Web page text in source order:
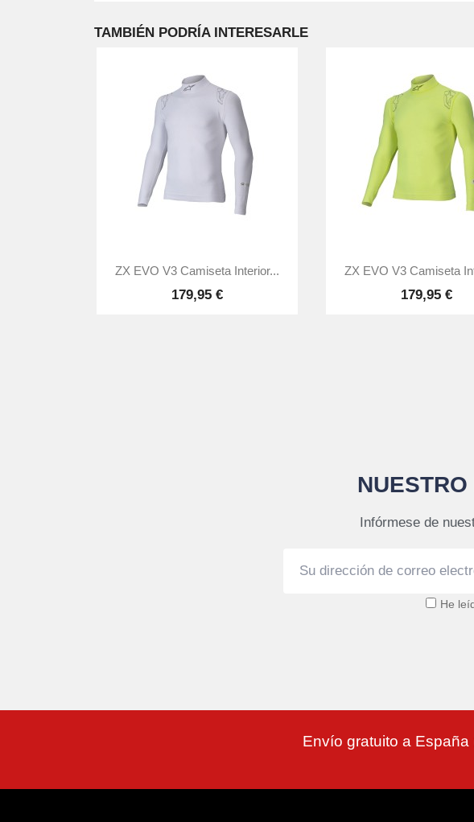
TAMBIÉN PODRÍA INTERESARLE
Vista rápida
ZX EVO V3 Camiseta Interior...
179,95 €
Vista rápida
ZX EVO V3 Camiseta
179,95 €
Infórmese de
He
Envío gratuito a